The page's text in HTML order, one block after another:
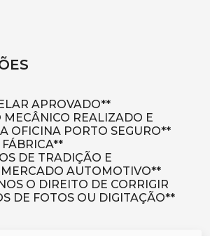
APROVADO**
MECÂNICO REALIZADO E
OFICINA PORTO SEGURO**
DE TRADIÇÃO E
AUTOMOTIVO**
O DIREITO DE CORRIGIR